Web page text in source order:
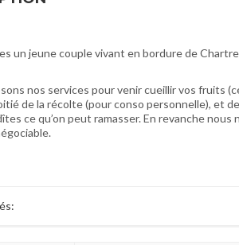
un jeune couple vivant en bordure de
nos services pour venir cueillir vos fruits
de la récolte (pour conso personnelle), et
ce qu’on peut ramasser. En revanche